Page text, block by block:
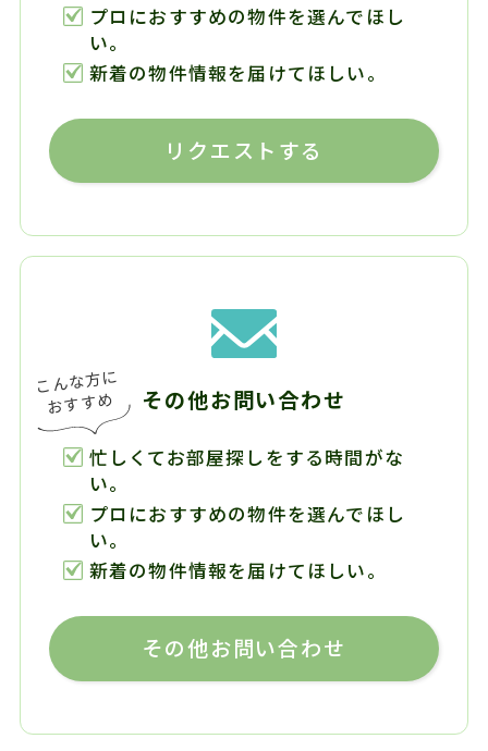
プロにおすすめの物件を選んでほし
い。
新着の物件情報を届けてほしい。
リクエストする
その他お問い合わせ
忙しくてお部屋探しをする時間がな
い。
プロにおすすめの物件を選んでほし
い。
新着の物件情報を届けてほしい。
その他お問い合わせ